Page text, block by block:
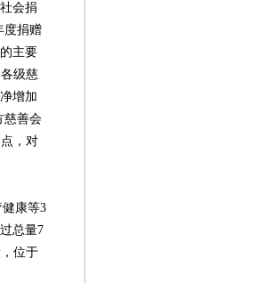
会捐
度捐赠
主要
级慈
增加
慈善会
，对
康等3
总量7
位于